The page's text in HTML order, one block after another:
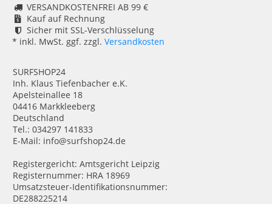
VERSANDKOSTENFREI AB 99 €
Kauf auf Rechnung
Sicher mit SSL-Verschlüsselung
* inkl. MwSt. ggf. zzgl. Versandkosten
SURFSHOP24
Inh. Klaus Tiefenbacher e.K.
Apelsteinallee 18
04416 Markkleeberg
Deutschland
Tel.: 034297 141833
E-Mail: info@surfshop24.de
Registergericht: Amtsgericht Leipzig
Registernummer: HRA 18969
Umsatzsteuer-Identifikationsnummer:
DE288225214